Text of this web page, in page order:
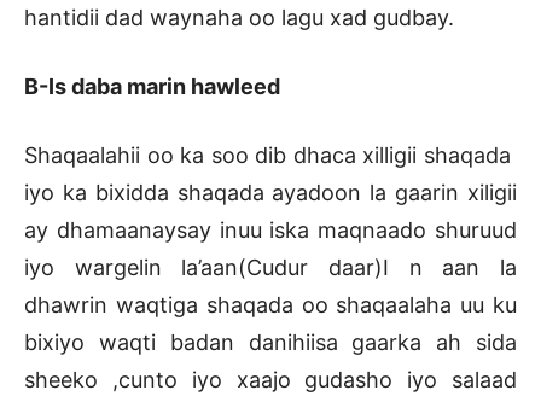
hantidii dad waynaha oo lagu xad gudbay.
B-Is daba marin hawleed
Shaqaalahii oo ka soo dib dhaca xilligii shaqada
iyo ka bixidda shaqada ayadoon la gaarin xiligii
ay dhamaanaysay inuu iska maqnaado shuruud
iyo wargelin la’aan(Cudur daar)I n aan la
dhawrin waqtiga shaqada oo shaqaalaha uu ku
bixiyo waqti badan danihiisa gaarka ah sida
sheeko ,cunto iyo xaajo gudasho iyo salaad